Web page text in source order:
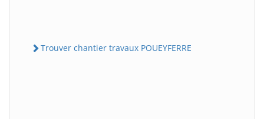
Trouver chantier travaux POUEYFERRE